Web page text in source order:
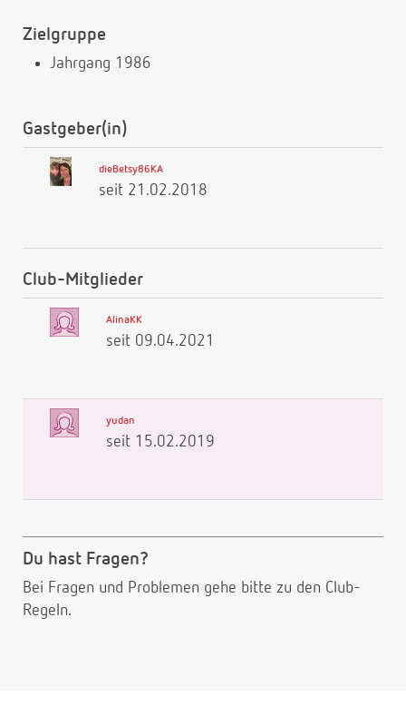
Zielgruppe
Jahrgang 1986
Gastgeber(in)
dieBetsy86KA
seit 21.02.2018
Club-Mitglieder
AlinaKK
seit 09.04.2021
yudan
seit 15.02.2019
Du hast Fragen?
Bei Fragen und Problemen gehe bitte zu den Club-
Regeln.